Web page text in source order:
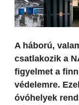
A háború,
csatlakozik a
figyelmet a
védelemre.
óvóhelyek